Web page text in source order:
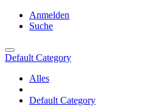
Anmelden
Suche
Default Category
Alles
Default Category